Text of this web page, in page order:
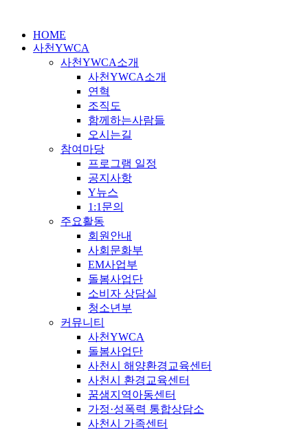
HOME
사천YWCA
사천YWCA소개
사천YWCA소개
연혁
조직도
함께하는사람들
오시는길
참여마당
프로그램 일정
공지사항
Y뉴스
1:1문의
주요활동
회원안내
사회문화부
EM사업부
돌봄사업단
소비자 상담실
청소년부
커뮤니티
사천YWCA
돌봄사업단
사천시 해양환경교육센터
사천시 환경교육센터
꿈샘지역아동센터
가정·성폭력 통합상담소
사천시 가족센터